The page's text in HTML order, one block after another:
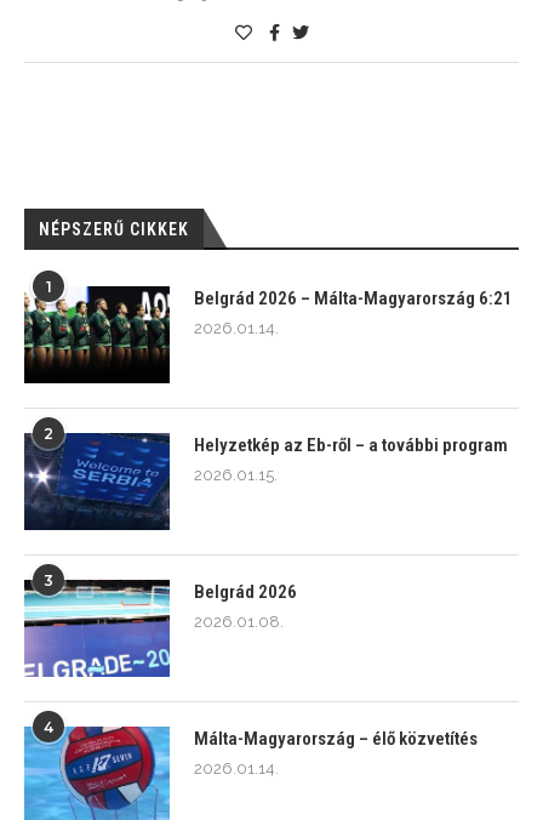
NÉPSZERŰ CIKKEK
1
Belgrád 2026 – Málta-Magyarország 6:21
2026.01.14.
2
Helyzetkép az Eb-ről – a további program
2026.01.15.
3
Belgrád 2026
2026.01.08.
4
Málta-Magyarország – élő közvetítés
2026.01.14.